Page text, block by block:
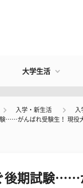
大学生活
入学・新生活
入
……がんばれ受験生！ 現役
後期試験……